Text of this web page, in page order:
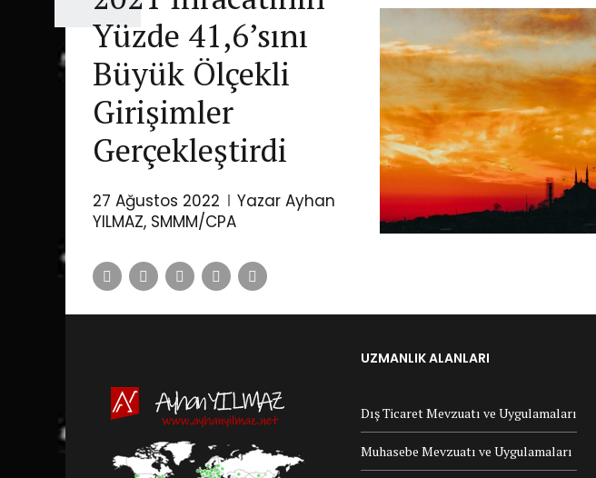
Yüzde 41,6’sını
Büyük Ölçekli
Girişimler
Gerçekleştirdi
27 Ağustos 2022
Yazar Ayhan
YILMAZ, SMMM/CPA
UZMANLIK ALANLARI
Dış Ticaret Mevzuatı ve Uygulamaları
Muhasebe Mevzuatı ve Uygulamaları